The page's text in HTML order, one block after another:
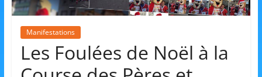
l'Animation
Manifestations
Les Foulées de Noël à la